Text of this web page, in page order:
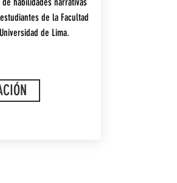
de la Facultad
de Lima.